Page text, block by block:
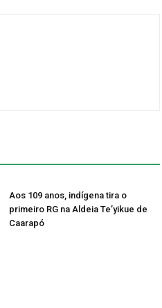
Aos 109 anos, indígena tira o
primeiro RG na Aldeia Te’yikue de
Caarapó